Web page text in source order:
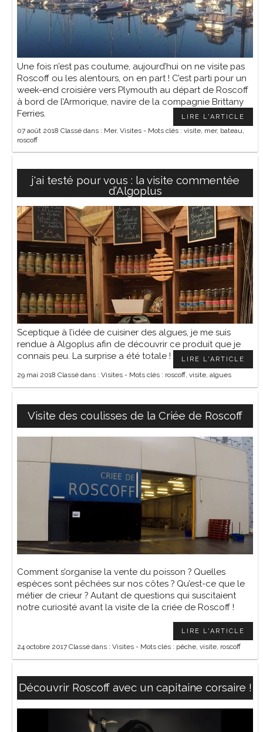
Une fois n’est pas coutume, aujourd’hui on ne visite pas
Roscoff ou les alentours, on en part ! C’est parti pour un
week-end croisière vers Plymouth au départ de Roscoff
à bord de l’Armorique, navire de la compagnie Brittany
Ferries.
LIRE L'ARTICLE
07 août 2018 Classé dans : Mer, Visites- Mots clés : visite, mer, bateau
roscoff
j'ai testé pour vous : la visite commentée
d’Algoplus
Sceptique à l’idée de cuisiner des algues, je me suis
rendue à Algoplus afin de découvrir ce produit que je
connais peu. La surprise a été totale !
LIRE L'ARTICLE
29 mai 2018 Classé dans : Visites- Mots clés : roscoff, visite, algues
Visite des coulisses de la Criée de Roscoff
Comment s’organise la vente du poisson ? Quelles
espèces sont pêchées sur nos côtes ? Qu’est-ce que le
métier de crieur ? Autant de questions qui suscitaient
notre curiosité avant la visite de la criée de Roscoff !
LIRE L'ARTICLE
24 octobre 2017Classé dans : Visites- Mots clés : pêche, visite, roscoff
Découvrir Roscoff avec un capitaine corsaire !